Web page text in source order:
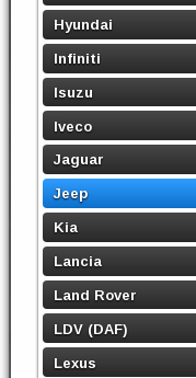
Hyundai
Infiniti
Isuzu
Iveco
Jaguar
Jeep
Kia
Lancia
Land Rover
LDV (DAF)
Lexus